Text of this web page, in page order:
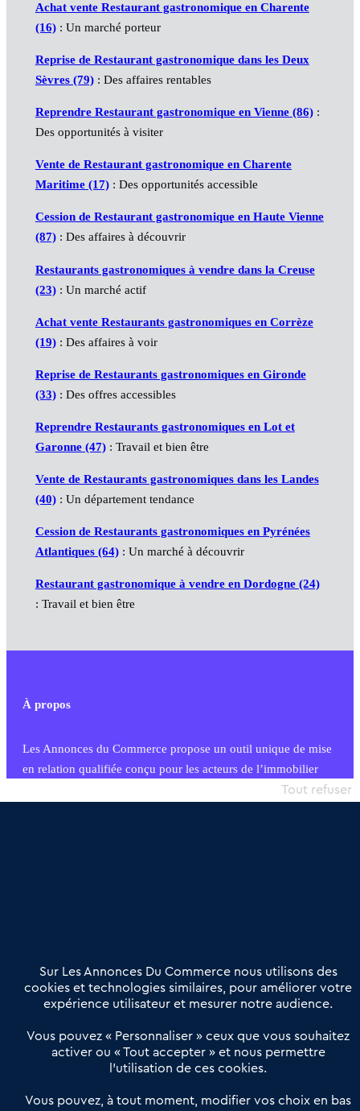
Achat vente Restaurant gastronomique en Charente
(16): Un marché porteur
Reprise de Restaurant gastronomique dans les Deux
Sèvres (79): Des affaires rentables
Reprendre Restaurant gastronomique en Vienne (86):
Des opportunités à visiter
Vente de Restaurant gastronomique en Charente
Maritime (17): Des opportunités accessible
Cession de Restaurant gastronomique en Haute Vienne
(87): Des affaires à découvrir
Restaurants gastronomiques à vendre dans la Creuse
(23): Un marché actif
Achat vente Restaurants gastronomiques en Corrèze
(19): Des affaires à voir
Reprise de Restaurants gastronomiques en Gironde
(33): Des offres accessibles
Reprendre Restaurants gastronomiques en Lot et
Garonne (47): Travail et bien être
Vente de Restaurants gastronomiques dans les Landes
(40): Un département tendance
Cession de Restaurants gastronomiques en Pyrénées
Atlantiques (64): Un marché à découvrir
Restaurant gastronomique à vendre en Dordogne (24)
: Travail et bien être
À propos
Les Annonces du Commerce propose un outil unique de mise
en relation qualifiée conçu pour les acteurs de l’immobilier
commercial et les collectivités territoriales, simple et intégrant
Offres Pro
Actualités
Qui sommes nous ?
Derniers articles
Réseau 3C : un partenaire national dédié aux transactions
Petitscommerces : Un partenariat au service du commerce de
Sur Les Annonces Du Commerce nous utilisons des
cookies et technologies similaires, pour améliorer votre
expérience utilisateur et mesurer notre audience.
Vous pouvez « Personnaliser » ceux que vous souhaitez
activer ou « Tout accepter » et nous permettre
l’utilisation de ces cookies.
Vous pouvez, à tout moment, modifier vos choix en bas
Tout refuser